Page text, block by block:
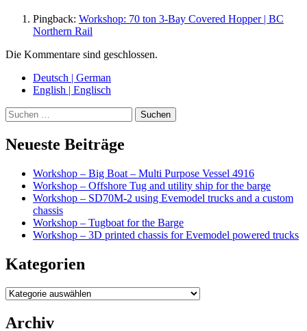
Pingback: Workshop: 70 ton 3-Bay Covered Hopper | BC
Northern Rail
Die Kommentare sind geschlossen.
Deutsch | German
English | Englisch
Suche
Neueste Beiträge
Workshop – Big Boat – Multi Purpose Vessel 4916
Workshop – Offshore Tug and utility ship for the barge
Workshop – SD70M-2 using Evemodel trucks and a custom
chassis
Workshop – Tugboat for the Barge
Workshop – 3D printed chassis for Evemodel powered trucks
Kategorien
Kategorien
Archiv